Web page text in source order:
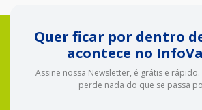
Quer ficar por dentro
acontece no
Assine nossa Newsletter, é grátis e rápido.
perde nada do que se passa